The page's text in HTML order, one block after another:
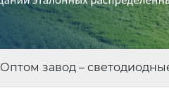
Оптом завод –